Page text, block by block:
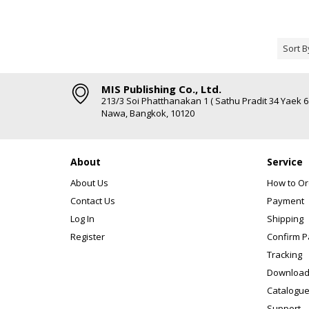
Sort
MIS Publishing Co., Ltd.
213/3 Soi Phatthanakan 1 ( Sathu Pradit 34 Yaek
Nawa, Bangkok, 10120
About
About Us
Contact Us
Log In
Register
Service
How to
Payment
Shipping
Confirm
Tracking